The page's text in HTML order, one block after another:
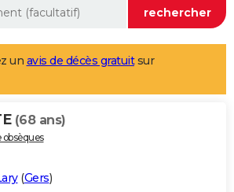
un avis de décès gratuitsur
(68 ans)
(Gers)